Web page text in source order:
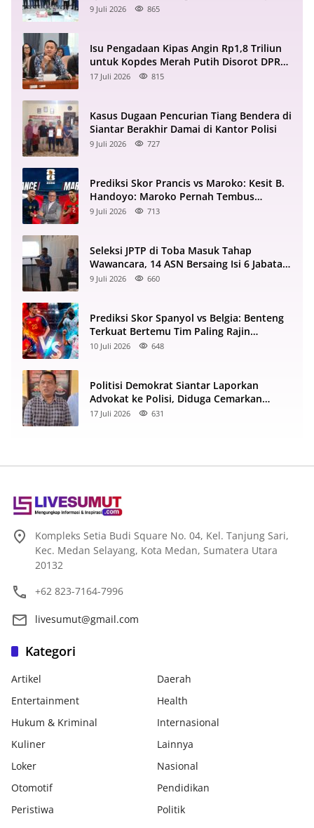
Saja?
9 Juli 2026 865
Isu Pengadaan Kipas Angin Rp1,8 Triliun
untuk Kopdes Merah Putih Disorot DPR
RI
17 Juli 2026 815
Kasus Dugaan Pencurian Tiang Bendera di
Siantar Berakhir Damai di Kantor Polisi
9 Juli 2026 727
Prediksi Skor Prancis vs Maroko: Kesit B.
Handoyo: Maroko Pernah Tembus
Semifinal 2022
9 Juli 2026 713
Seleksi JPTP di Toba Masuk Tahap
Wawancara, 14 ASN Bersaing Isi 6 Jabatan
Strategis
9 Juli 2026 660
Prediksi Skor Spanyol vs Belgia: Benteng
Terkuat Bertemu Tim Paling Rajin
Menyerang
10 Juli 2026 648
Politisi Demokrat Siantar Laporkan
Advokat ke Polisi, Diduga Cemarkan
Nama Baik di Facebook
17 Juli 2026 631
Kompleks Setia Budi Square No. 04, Kel. Tanjung Sari,
Kec. Medan Selayang, Kota Medan, Sumatera Utara
20132
+62 823-7164-7996
livesumut@gmail.com
Kategori
Artikel
Daerah
Entertainment
Health
Hukum & Kriminal
Internasional
Kuliner
Lainnya
Loker
Nasional
Otomotif
Pendidikan
Peristiwa
Politik